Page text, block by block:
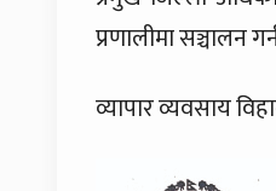
प्रणालीमा सञ्चालन
व्यापार व्यवसाय